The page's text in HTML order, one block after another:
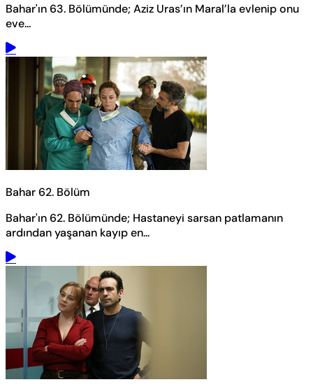
Bahar'ın 63. Bölümünde; Aziz Uras’ın Maral’la evlenip onu
eve...
Bahar 62. Bölüm
Bahar'ın 62. Bölümünde; Hastaneyi sarsan patlamanın
ardından yaşanan kayıp en...